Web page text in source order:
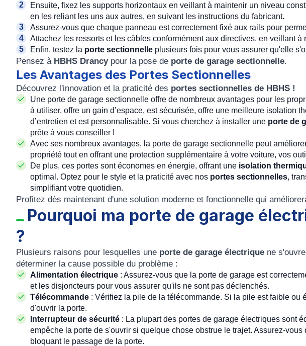
Ensuite, fixez les supports horizontaux en veillant à maintenir un niveau
en les reliant les uns aux autres, en suivant les instructions du fabricant.
Assurez-vous que chaque panneau est correctement fixé aux rails pour
Attachez les ressorts et les câbles conformément aux directives, en veillant à
Enfin, testez la porte sectionnelle plusieurs fois pour vous assurer qu'elle
Pensez à HBHS Drancy pour la pose de porte de garage sectionnelle.
Les Avantages des Portes Sectionnelles
Découvrez l'innovation et la praticité des portes sectionnelles de HBHS !
Une porte de garage sectionnelle offre de nombreux avantages pour les
à utiliser, offre un gain d’espace, est sécurisée, offre une meilleure isolation
d’entretien et est personnalisable. Si vous cherchez à installer une porte de
prête à vous conseiller !
Avec ses nombreux avantages, la porte de garage sectionnelle peut
propriété tout en offrant une protection supplémentaire à votre voiture, vos
De plus, ces portes sont économes en énergie, offrant une isolation
optimal. Optez pour le style et la praticité avec nos portes sectionnelles,
simplifiant votre quotidien.
Profitez dès maintenant d'une solution moderne et fonctionnelle qui
Pourquoi ma porte de garage
?
Plusieurs raisons pour lesquelles une porte de garage électrique ne
déterminer la cause possible du problème :
Alimentation électrique : Assurez-vous que la porte de garage est
et les disjoncteurs pour vous assurer qu'ils ne sont pas déclenchés.
Télécommande : Vérifiez la pile de la télécommande. Si la pile est faible ou
d'ouvrir la porte.
Interrupteur de sécurité : La plupart des portes de garage électriques sont
empêche la porte de s'ouvrir si quelque chose obstrue le trajet. Assurez-
bloquant le passage de la porte.